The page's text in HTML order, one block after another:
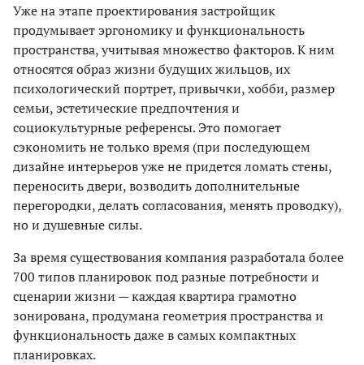
Уже на этапе проектирования застройщик
продумывает эргономику и функциональность
пространства, учитывая множество факторов. К ним
относятся образ жизни будущих жильцов, их
психологический портрет, привычки, хобби, размер
семьи, эстетические предпочтения и
социокультурные референсы. Это помогает
сэкономить не только время (при последующем
дизайне интерьеров уже не придется ломать стены,
переносить двери, возводить дополнительные
перегородки, делать согласования, менять проводку),
но и душевные силы.
За время существования компания разработала более
700 типов планировок под разные потребности и
сценарии жизни — каждая квартира грамотно
зонирована, продумана геометрия пространства и
функциональность даже в самых компактных
планировках.